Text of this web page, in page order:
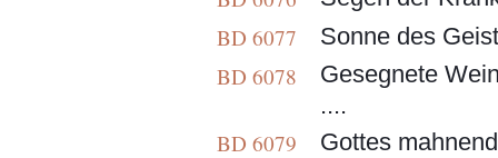
BD 6077
Sonne des
BD 6078
Gesegnete
....
BD 6079
Gottes